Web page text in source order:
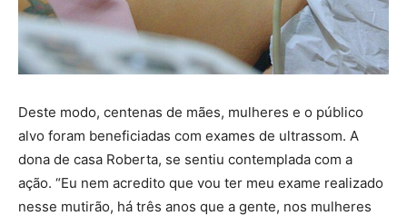
Deste modo, centenas de mães, mulheres e o público
alvo foram beneficiadas com exames de ultrassom. A
dona de casa Roberta, se sentiu contemplada com a
ação. “Eu nem acredito que vou ter meu exame realizado
nesse mutirão, há três anos que a gente, nos mulheres